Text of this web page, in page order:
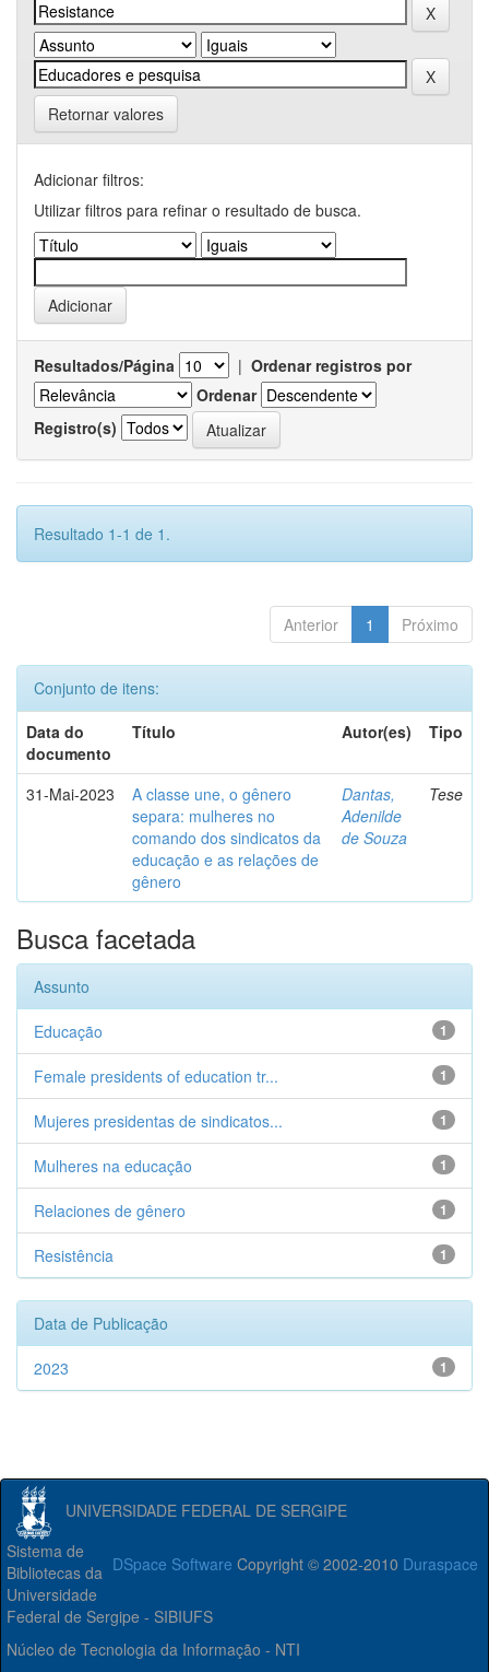
Retornar valores
Adicionar filtros:
Utilizar filtros para refinar o resultado de busca.
Resultados/Página | Ordenar registros por
Ordenar
Registro(s)
Resultado 1-1 de 1.
Anterior 1 Próximo
Conjunto de itens:
Data do
documento
Título Autor(es) Tipo
31-Mai-2023
A classe une, o gênero
separa: mulheres no
comando dos sindicatos da
educação e as relações de
gênero
Dantas,
Adenilde
de Souza
Tese
Busca facetada
Assunto
1
Educação
1
Female presidents of education tr...
1
Mujeres presidentas de sindicatos...
1
Mulheres na educação
1
Relaciones de gênero
1
Resistência
Data de Publicação
1
2023
UNIVERSIDADE FEDERAL DE SERGIPE
DSpace Software Copyright © 2002-2010 Duraspace
Sistema de
Bibliotecas da
Universidade
Federal de Sergipe - SIBIUFS
Núcleo de Tecnologia da Informação - NTI